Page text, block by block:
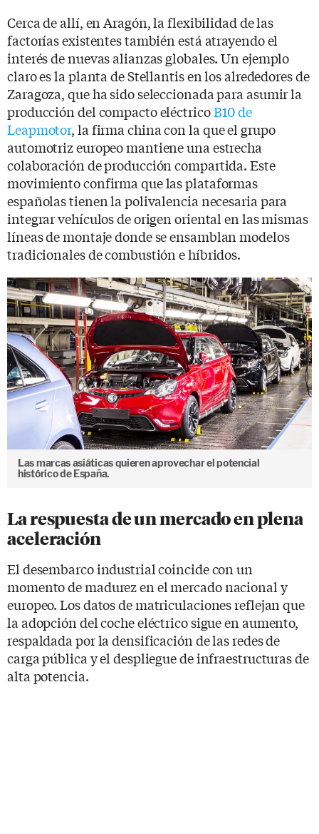
Cerca de allí, en Aragón, la flexibilidad de las
factorías existentes también está atrayendo el
interés de nuevas alianzas globales. Un ejemplo
claro es la planta de Stellantis en los alrededores de
Zaragoza, que ha sido seleccionada para asumir la
producción del compacto eléctricoB10 de
Leapmotor, la firma china con la que el grupo
automotriz europeo mantiene una estrecha
colaboración de producción compartida. Este
movimiento confirma que las plataformas
españolas tienen la polivalencia necesaria para
integrar vehículos de origen oriental en las mismas
líneas de montaje donde se ensamblan modelos
tradicionales de combustión e híbridos.
Las marcas asiáticas quieren aprovechar el potencial
histórico de España.
La respuesta de un mercado en plena
aceleración
El desembarco industrial coincide con un
momento de madurez en el mercado nacional y
europeo. Los datos de matriculaciones reflejan que
la adopción del coche eléctrico sigue en aumento,
respaldada por la densificación de las redes de
carga pública y el despliegue de infraestructuras de
alta potencia.